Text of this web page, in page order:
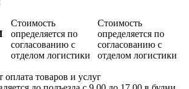
Стоимость
определяется по
согласованию с
отделом логистики
Стоимость
определяется по
согласованию с
отделом логистики
товаров и услуг